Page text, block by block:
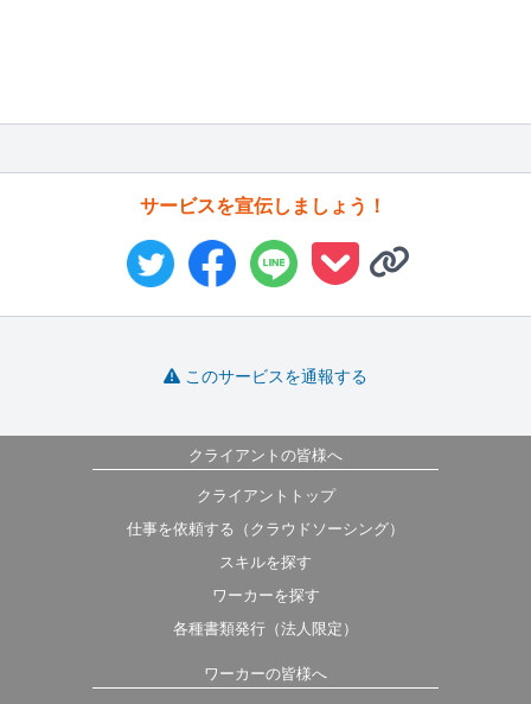
サービスを宣伝しましょう！
このサービスを通報する
クライアントの皆様へ
クライアントトップ
仕事を依頼する（クラウドソーシング）
スキルを探す
ワーカーを探す
各種書類発行（法人限定）
ワーカーの皆様へ